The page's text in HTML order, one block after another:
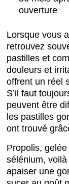
ouverture
Lorsque vous
retrouvez
pastilles et
douleurs et
offrent un réel
S’il faut
peuvent être
les pastilles
ont trouvé
Propolis,
sélénium,
apaiser une